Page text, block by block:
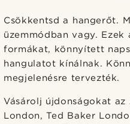
Csökkentsd a hangerőt.
üzemmódban vagy. Ezek
formákat, könnyített
hangulatot kínálnak.
megjelenésre tervezték.
Vásárolj újdonságokat
London, Ted Baker